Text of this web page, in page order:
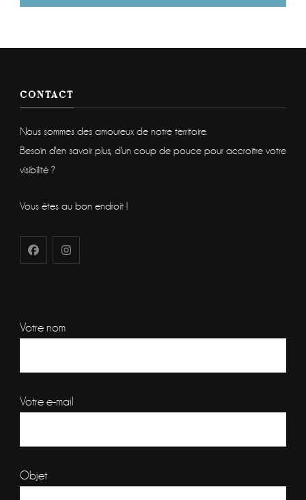
CONTACT
Nous sommes des amoureux de notre territoire.
Besoin d'en savoir plus, d'un coup de pouce pour accroitre votre
visibilité ?
Vous êtes au bon endroit !
Votre nom
Votre e-mail
Objet